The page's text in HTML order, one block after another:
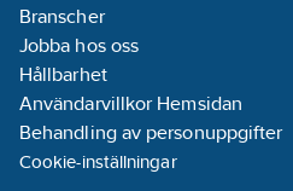
Branscher
Jobba hos oss
Hållbarhet
Användarvillkor Hemsidan
Behandling av personuppgifter
Cookie-inställningar